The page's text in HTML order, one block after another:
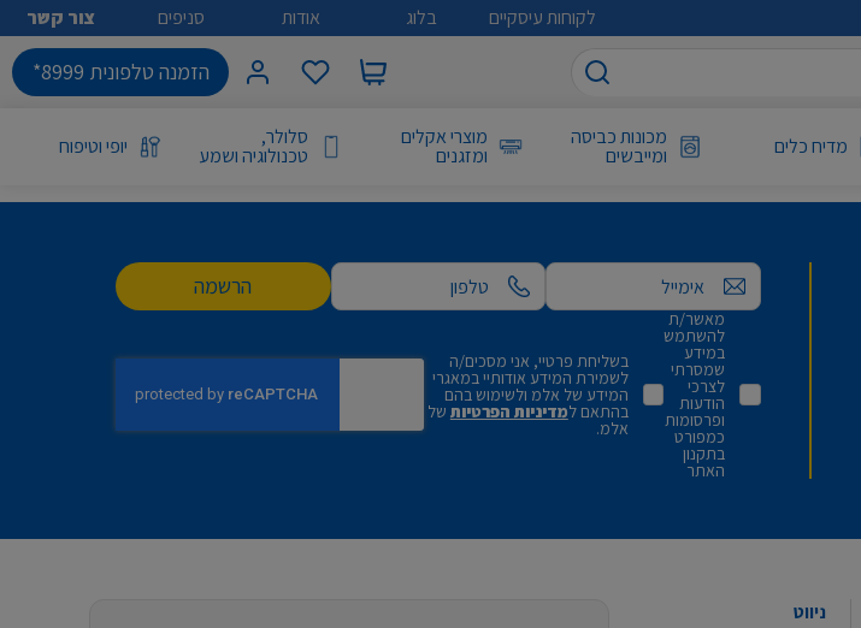
לקוחות עיסקיים בלוג אודות סניפים צור קשר
הזמנה טלפונית 8999*
מדיח כלים מכונות כביסה
ומייבשים
מוצרי אקלים
ומזגנים
סלולר,
טכנולוגיה ושמע יופי וטיפוח
אימייל הרשמה
מאשר/ת
להשתמש
במידע
שמסרתי
לצרכי
הודעות
ופרסומות
כמפורט
בתקנון
האתר
בשליחת פרטיי, אני מסכים/ה
לשמירת המידע אודותיי במאגרי
המידע של אלמ ולשימוש בהם
בהתאם למדיניות הפרטיות של
אלמ.
ניווט